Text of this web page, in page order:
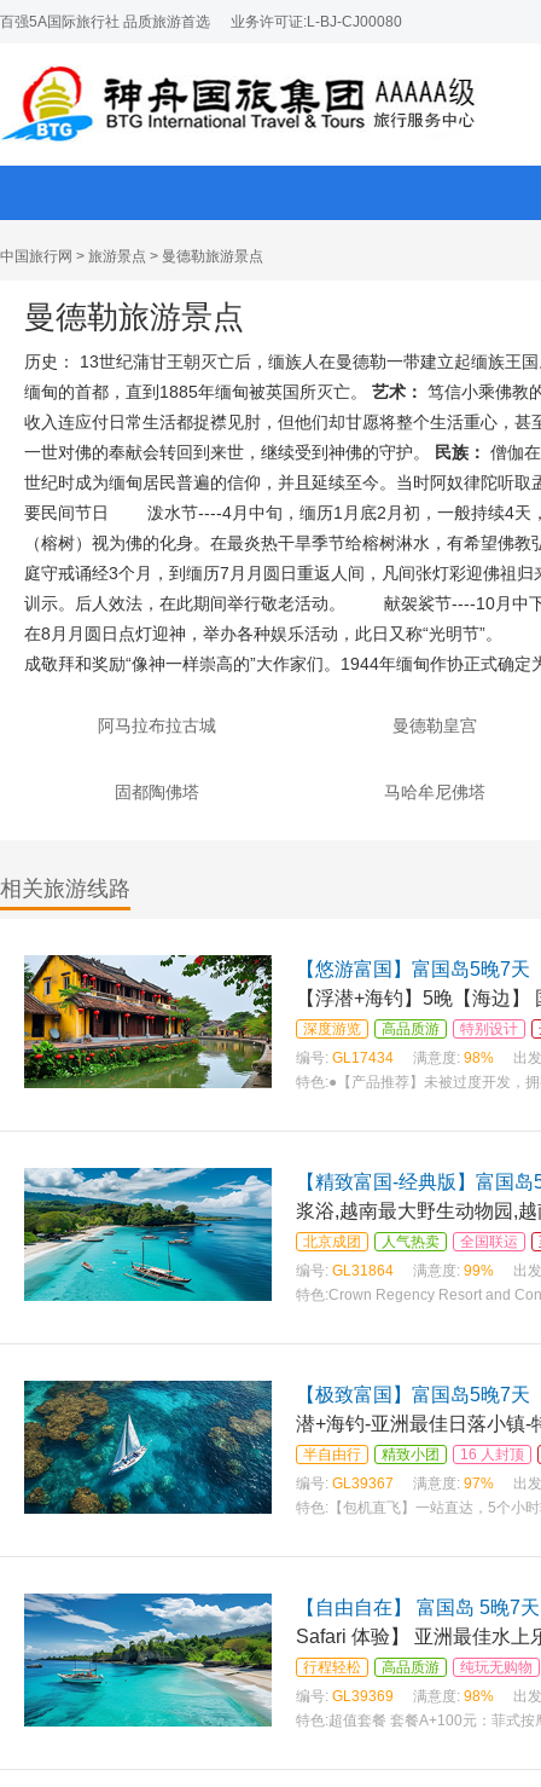
百强5A国际旅行社 品质旅游首选 业务许可证:L-BJ-CJ00080
中国旅行网 > 旅游景点 > 曼德勒旅游景点
曼德勒旅游景点
历史： 13世纪蒲甘王朝灭亡后，缅族人在曼德勒一带建立起缅族王
缅甸的首都，直到1885年缅甸被英国所灭亡。 艺术： 笃信小乘佛教
收入连应付日常生活都捉襟见肘，但他们却甘愿将整个生活重心，
一世对佛的奉献会转回到来世，继续受到神佛的守护。
民族： 僧伽
世纪时成为缅甸居民普遍的信仰，并且延续至今。当时阿奴律陀听
要民间节日 泼水节----4月中旬，缅历1月底2月初，一般持续4天
（榕树）视为佛的化身。在最炎热干旱季节给榕树淋水，有希望
庭守戒诵经3个月，到缅历7月月圆日重返人间，凡间张灯彩迎佛
训示。后人效法，在此期间举行敬老活动。 献袈裟节----10月中
在8月月圆日点灯迎神，举办各种娱乐活动，此日又称“光明节”。
成敬拜和奖励“像神一样崇高的”大作家们。1944年缅甸作协正式确定
阿马拉布拉古城 曼德勒皇宫
固都陶佛塔 马哈牟尼佛塔
相关旅游线路
【悠游富国】富国岛5晚7天
【浮潜+海钓】5晚【海边】
深度游览 高品质游 特别设计
编号: GL17434 满意度: 98%
出
特色:●【产品推荐】未被过度开发，
【精致富国-经典版】富国岛
浆浴,越南最大野生动物园,
北京成团 人气热卖 全国联运
编号: GL31864 满意度: 99%
出
特色:Crown Regency Resort and
【极致富国】富国岛5晚7天
潜+海钓-亚洲最佳日落小镇-
半自由行 精致小团
16 人封顶
编号: GL39367 满意度: 97%
出
特色: 【包机直飞】一站直达，5个小
【自由自在】 富国岛 5晚7天
Safari 体验】 亚洲最佳水上
行程轻松 高品质游
纯玩无购物
编号: GL39369 满意度: 98%
出
特色:超值套餐 套餐A+100元：菲式